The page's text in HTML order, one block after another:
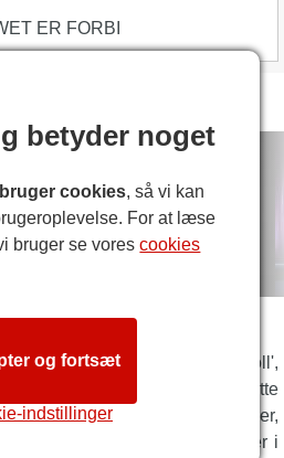
ER FORBI
AND ROSETTA
'gudmor for rock 'n' roll',
fra Elvis til Johnny Cash. Dette
Rosetta og hendes sangpartner,
glemte musikalske heltinder i
betyder noget
cookies, så vi kan
For at læse
bruger se vorescookies
indstillinger
og fortsæt